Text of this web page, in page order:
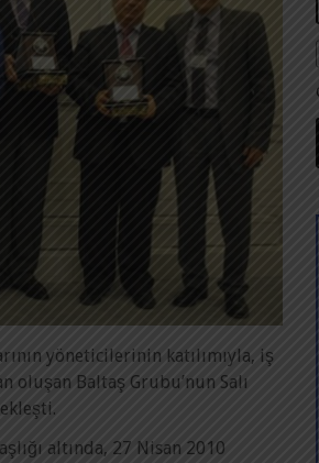
yöneticilerinin katılımıyla, iş
oluşan Baltaş Grubu’nun Salı
altında, 27 Nisan 2010